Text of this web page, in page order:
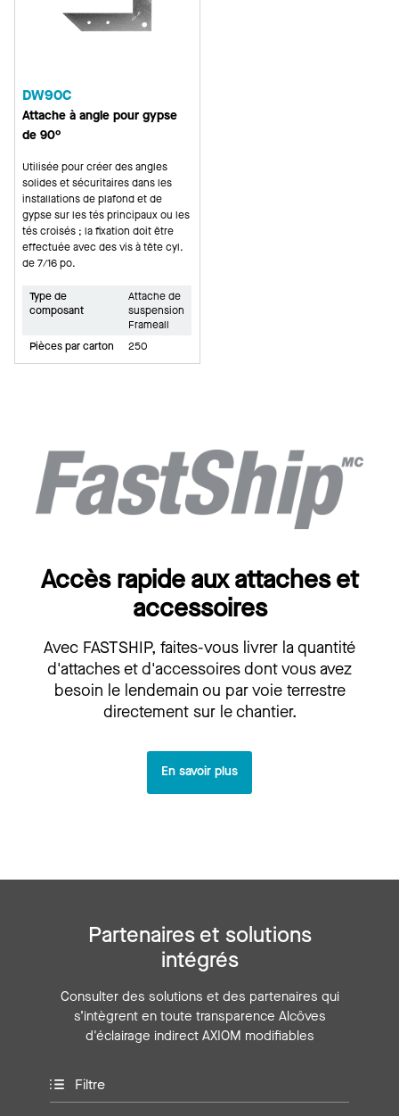
DW90C
Attache à angle pour gypse
de 90°
Utilisée pour créer des angles
solides et sécuritaires dans les
installations de plafond et de
gypse sur les tés principaux ou les
tés croisés ; la fixation doit être
effectuée avec des vis à tête cyl.
de 7/16 po.
Type de
composant
Attache de
suspension
Frameall
Pièces par carton
250
Accès rapide aux attaches et
accessoires
Avec FASTSHIP, faites-vous livrer la quantité
d'attaches et d'accessoires dont vous avez
besoin le lendemain ou par voie terrestre
directement sur le chantier.
En savoir plus
Partenaires et solutions
intégrés
Consulter des solutions et des partenaires qui
s’intègrent en toute transparence Alcôves
d'éclairage indirect AXIOM modifiables
Filtre